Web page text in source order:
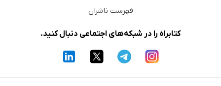
فهرست ناشران
کتابراه را در شبکه‌های اجتماعی دنبال کنید.